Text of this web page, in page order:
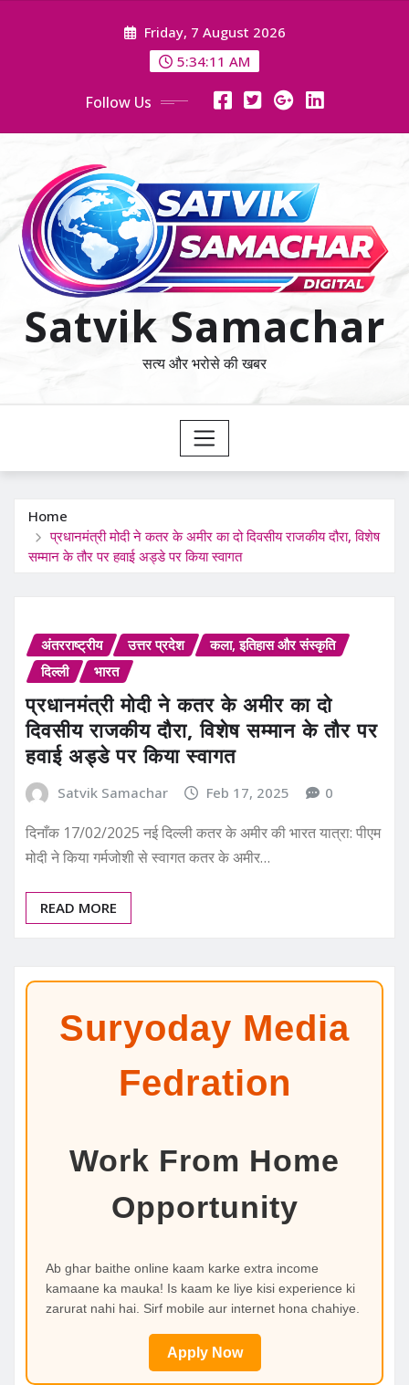
Friday, 7 August 2026
5:34:11 AM
Follow Us
Satvik Samachar
सत्य और भरोसे की खबर
Home
प्रधानमंत्री मोदी ने कतर के अमीर का दो दिवसीय राजकीय दौरा, विशेष
सम्मान के तौर पर हवाई अड्डे पर किया स्वागत
अंतरराष्ट्रीय उत्तर प्रदेश
कला, इतिहास और संस्कृति
दिल्ली
भारत
प्रधानमंत्री मोदी ने कतर के अमीर का दो
दिवसीय राजकीय दौरा, विशेष सम्मान के तौर पर
हवाई अड्डे पर किया स्वागत
Satvik Samachar Feb 17, 2025 0
दिनाँक 17/02/2025 नई दिल्ली कतर के अमीर की भारत यात्रा: पीएम
मोदी ने किया गर्मजोशी से स्वागत कतर के अमीर…
READ MORE
Suryoday Media
Fedration
Work From Home
Opportunity
Ab ghar baithe online kaam karke extra income
kamaane ka mauka! Is kaam ke liye kisi experience ki
zarurat nahi hai. Sirf mobile aur internet hona chahiye.
Apply Now